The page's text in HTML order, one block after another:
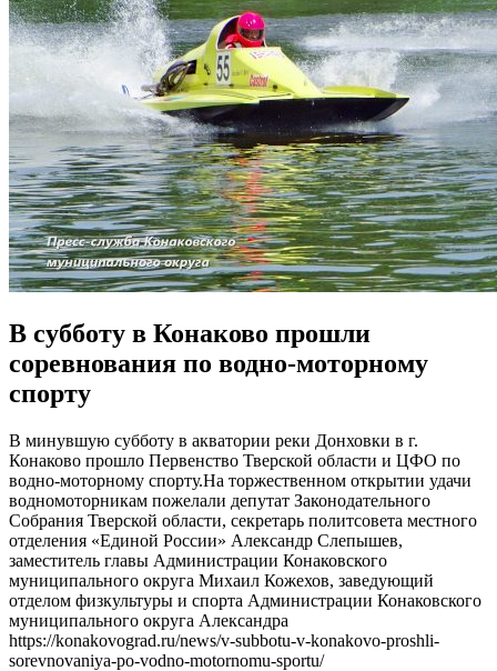
В субботу в Конаково прошли
соревнования по водно-моторному
спорту
В минувшую субботу в акватории реки Донховки в г.
Конаково прошло Первенство Тверской области и ЦФО по
водно-моторному спорту.На торжественном открытии удачи
водномоторникам пожелали депутат Законодательного
Собрания Тверской области, секретарь политсовета местного
отделения «Единой России» Александр Слепышев,
заместитель главы Администрации Конаковского
муниципального округа Михаил Кожехов, заведующий
отделом физкультуры и спорта Администрации Конаковского
муниципального округа Александра
https://konakovograd.ru/news/v-subbotu-v-konakovo-proshli-
sorevnovaniya-po-vodno-motornomu-sportu/